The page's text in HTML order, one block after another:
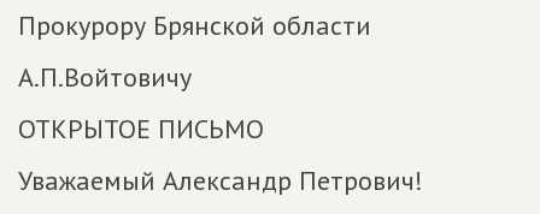
Прокурору Брянской области
А.П.Войтовичу
ОТКРЫТОЕ ПИСЬМО
Уважаемый Александр Петрович!